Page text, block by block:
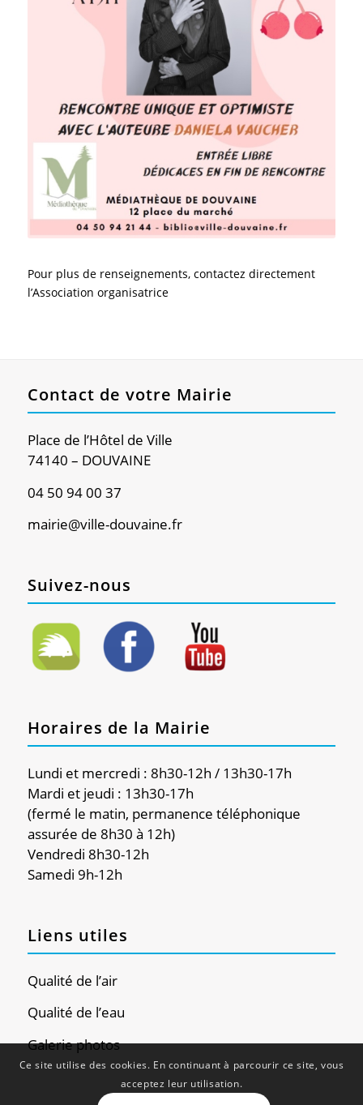
Pour plus de renseignements, contactez directement
l’Association organisatrice
Contact de votre Mairie
Place de l’Hôtel de Ville
74140 – DOUVAINE
04 50 94 00 37
mairie@ville-douvaine.fr
Suivez-nous
Horaires de la Mairie
Lundi et mercredi : 8h30-12h / 13h30-17h
Mardi et jeudi : 13h30-17h
(fermé le matin, permanence téléphonique
assurée de 8h30 à 12h)
Vendredi 8h30-12h
Samedi 9h-12h
Liens utiles
Qualité de l’air
Qualité de l’eau
Galerie photos
Ce site utilise des cookies. En continuant à parcourir ce site, vous
acceptez leur utilisation.